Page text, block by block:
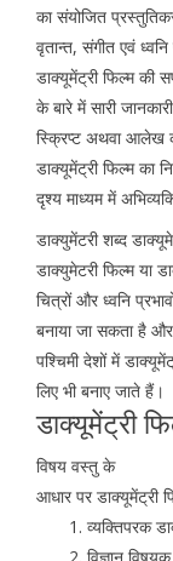
का संयोजित
वृतान्त, संगीत एवं
डाक्यूमेंट्री फिल्म की
के बारे में सारी
स्क्रिप्ट अथवा आलेख
डाक्यूमेंट्री फिल्म का
दृश्य माध्यम में
डाक्युमेंटरी शब्द
डाक्युमेटरी फिल्म या
चित्रों और ध्वनि
बनाया जा सकता है
पश्चिमी देशों में
लिए भी बनाए जाते हैं।
डाक्यूमेंट्री
विषय वस्तु के
आधार पर डाक्यूमेंट्री
व्यक्तिपरक
विज्ञान